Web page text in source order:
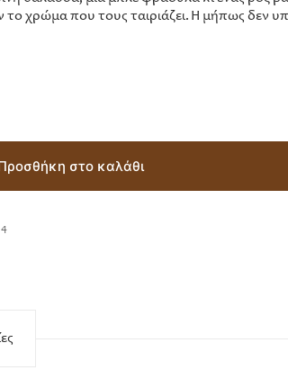
χρώμα που τους ταιριάζει. Ή μήπως δεν
στο καλάθι